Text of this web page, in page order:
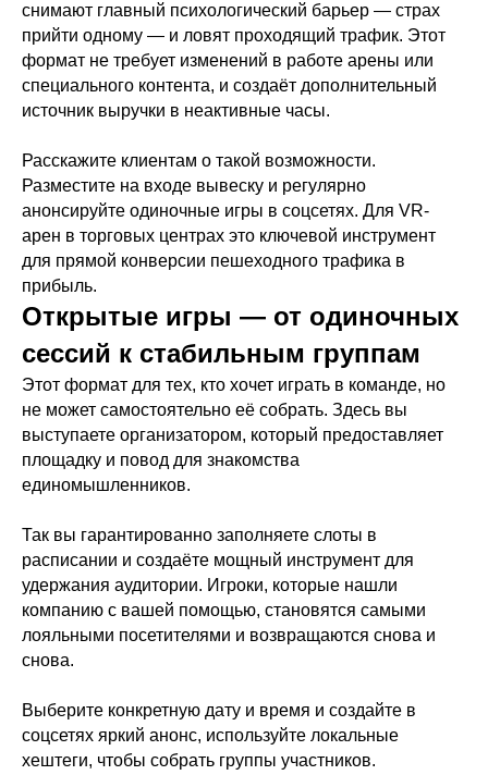
снимают главный психологический барьер — страх
прийти одному — и ловят проходящий трафик. Этот
формат не требует изменений в работе арены или
специального контента, и создаёт дополнительный
источник выручки в неактивные часы.
Расскажите клиентам о такой возможности.
Разместите на входе вывеску и регулярно
анонсируйте одиночные игры в соцсетях. Для VR-
арен в торговых центрах это ключевой инструмент
для прямой конверсии пешеходного трафика в
прибыль.
Открытые игры — от одиночных
сессий к стабильным группам
Этот формат для тех, кто хочет играть в команде, но
не может самостоятельно её собрать. Здесь вы
выступаете организатором, который предоставляет
площадку и повод для знакомства
единомышленников.
Так вы гарантированно заполняете слоты в
расписании и создаёте мощный инструмент для
удержания аудитории. Игроки, которые нашли
компанию с вашей помощью, становятся самыми
лояльными посетителями и возвращаются снова и
снова.
Выберите конкретную дату и время и создайте в
соцсетях яркий анонс, используйте локальные
хештеги, чтобы собрать группы участников.